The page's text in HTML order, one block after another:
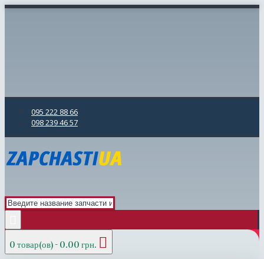
095 222 88 66
098 239 46 57
0 товар(ов) - 0.00 грн.